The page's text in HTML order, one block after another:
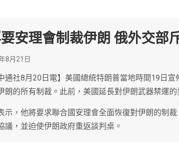
安理會制裁伊朗 俄外交部
8月21日
通社8月20日電】美國總統特朗普當地時間19日
朗的所有制裁。此前，美國延長對伊朗武器禁運的
示，他將要求聯合國安理會全面恢復對伊朗的制
議，並迫使伊朗政府重返談判桌。